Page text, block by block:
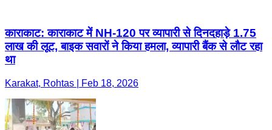
काराकाट: काराकाट में NH-120 पर व्यापारी से दिनदहाड़े 1.75
लाख की लूट, बाइक सवारों ने किया हमला, व्यापारी बैंक से लौट रहा
था
Karakat, Rohtas | Feb 18, 2026